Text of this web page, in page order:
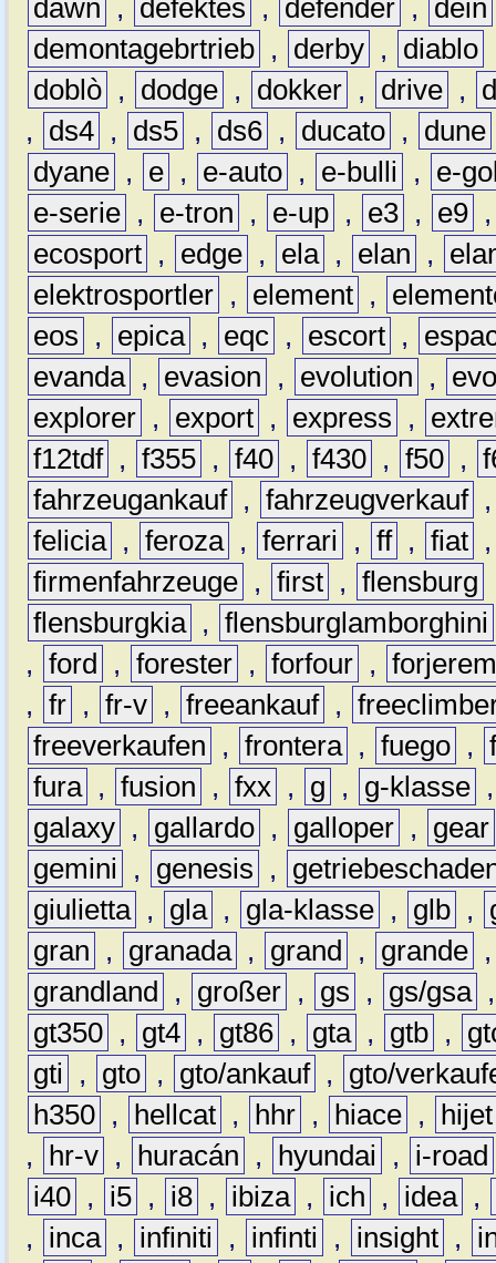
dawn , defektes , defender , dein
demontagebrtrieb , derby , diablo
doblò , dodge , dokker , drive ,
,
ds4 , ds5 , ds6 , ducato , dune
dyane , e , e-auto , e-bulli ,
e-
e-serie , e-tron , e-up , e3 , e9
ecosport , edge , ela , elan ,
elektrosportler , element ,
eos
, epica , eqc , escort ,
evanda , evasion , evolution ,
explorer , export , express ,
f12tdf , f355 , f40 , f430 , f50 ,
fahrzeugankauf , fahrzeugverkauf
felicia , feroza , ferrari , ff , fiat
firmenfahrzeuge , first , flensburg
flensburgkia , flensburglamborghini
, ford , forester , forfour ,
, fr , fr-v , freeankauf ,
freeverkaufen
, frontera , fuego ,
fura , fusion , fxx , g , g-klasse
galaxy , gallardo , galloper ,
gear
gemini
, genesis ,
giulietta , gla , gla-klasse , glb ,
gran
, granada , grand , grande
grandland
, großer , gs , gs/gsa
gt350 , gt4 , gt86 , gta , gtb ,
gti
, gto , gto/ankauf ,
gto/
h350 , hellcat , hhr , hiace ,
hijet
,
hr-v , huracán , hyundai ,
i-road
i40 , i5 , i8 , ibiza , ich , idea ,
,
inca , infiniti , infinti , insight ,